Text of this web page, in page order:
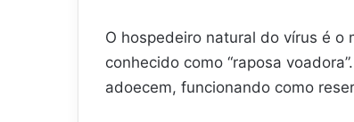
O hospedeiro natural do vírus é o
conhecido como “raposa
adoecem, funcionando como